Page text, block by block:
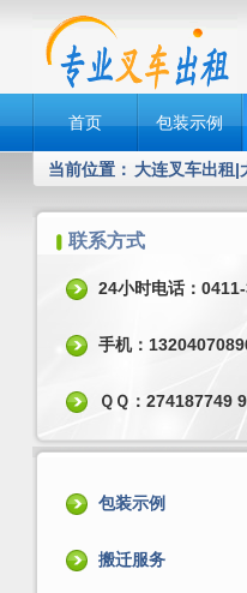
首页 包装示例
当前位置： 大连叉车出租|
联系方式
24小时电话：
手机：
ＱＱ：274187749
包装示例
搬迁服务